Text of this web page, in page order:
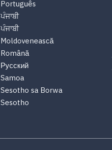
Português
ਪੰਜਾਬੀ
ਪੰਜਾਬੀ
Moldovenească
Română
Русский
Samoa
Sesotho sa Borwa
Sesotho